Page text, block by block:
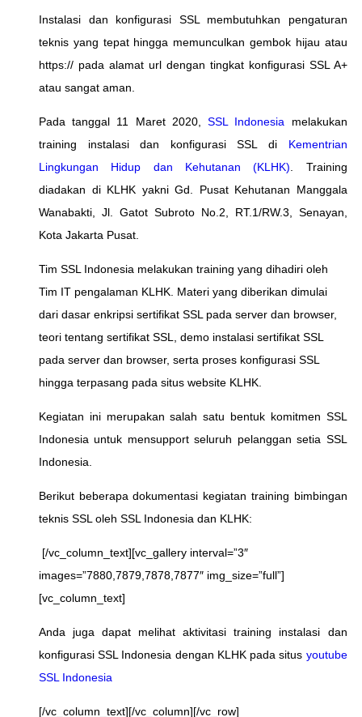
Instalasi dan konfigurasi SSL membutuhkan pengaturan
teknis yang tepat hingga memunculkan gembok hijau atau
https:// pada alamat url dengan tingkat konfigurasi SSL A+
atau sangat aman.
Pada tanggal 11 Maret 2020,SSL Indonesia melakukan
training instalasi dan konfigurasi SSL di Kementrian
Lingkungan Hidup dan Kehutanan (KLHK) . Training
diadakan di KLHK yakni Gd. Pusat Kehutanan Manggala
Wanabakti, Jl. Gatot Subroto No.2, RT.1/RW.3, Senayan,
Kota Jakarta Pusat.
Tim SSL Indonesia melakukan training yang dihadiri oleh
Tim IT pengalaman KLHK. Materi yang diberikan dimulai
dari dasar enkripsi sertifikat SSL pada server dan browser,
teori tentang sertifikat SSL, demo instalasi sertifikat SSL
pada server dan browser, serta proses konfigurasi SSL
hingga terpasang pada situs website KLHK.
Kegiatan ini merupakan salah satu bentuk komitmen SSL
Indonesia untuk mensupport seluruh pelanggan setia SSL
Indonesia.
Berikut beberapa dokumentasi kegiatan training bimbingan
teknis SSL oleh SSL Indonesia dan KLHK:
[/vc_column_text][vc_gallery interval=”3″
images=”7880,7879,7878,7877″ img_size=”full”]
[vc_column_text]
Anda juga dapat melihat aktivitasi training instalasi dan
konfigurasi SSL Indonesia dengan KLHK pada situs youtube
SSL Indonesia
[/vc_column_text][/vc_column][/vc_row]